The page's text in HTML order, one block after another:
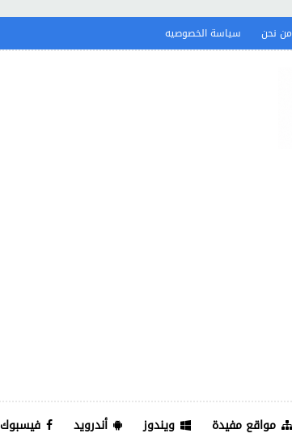
من نحن سياسة الخصوصيه
مواقع مفيدة ويندوز أندرويد فيسبوك